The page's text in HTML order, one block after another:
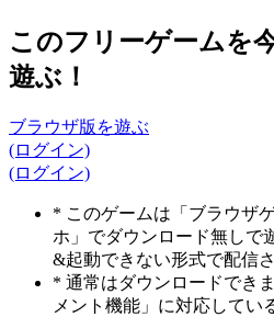
このフリーゲームを
遊ぶ！
ブラウザ版を遊ぶ
(ログイン)
(ログイン)
* このゲームは「ブラウザ
ホ」でダウンロード無しで
&起動できない形式で配信
* 通常はダウンロードでき
メント機能」に対応してい